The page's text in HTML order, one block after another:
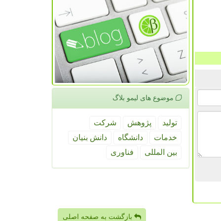
موضوع های لیمو بلاگ
تولید پژوهش
شركت
خدمات
دانشگاه
دانش بنیان
بین المللی
فناوری
بازگشت به صفحه اصلی